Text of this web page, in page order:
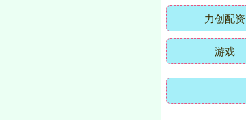
力创配资
游戏